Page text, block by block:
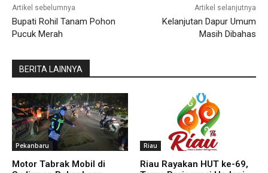
Artikel sebelumnya
Bupati Rohil Tanam Pohon
Pucuk Merah
Artikel selanjutnya
Kelanjutan Dapur Umum
Masih Dibahas
BERITA LAINNYA
Pekanbaru
Motor Tabrak Mobil di
Riau
Riau Rayakan HUT ke-69,